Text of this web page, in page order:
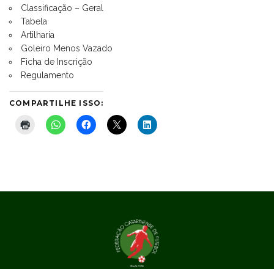
Classificação – Geral
Tabela
Artilharia
Goleiro Menos Vazado
Ficha de Inscrição
Regulamento
COMPARTILHE ISSO: